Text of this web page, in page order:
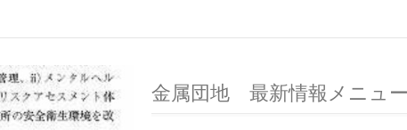
金属団地 最新情報メニュー